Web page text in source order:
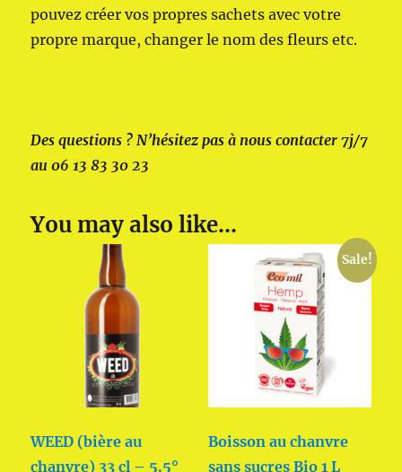
pouvez créer vos propres sachets avec votre
propre marque, changer le nom des fleurs etc.
Des questions ? N’hésitez pas à nous contacter 7j/7
au 06 13 83 30 23
You may also like…
WEED (bière au
chanvre) 33 cl – 5.5°
Sale!
Boisson au chanvre
sans sucres Bio 1 L